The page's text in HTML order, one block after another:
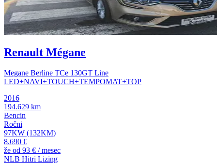
Renault Mégane
Megane Berline TCe 130GT Line
LED+NAVI+TOUCH+TEMPOMAT+TOP
2016
194.629 km
Bencin
Ročni
97KW (132KM)
8.690 €
že od 93 € / mesec
NLB Hitri Lizing